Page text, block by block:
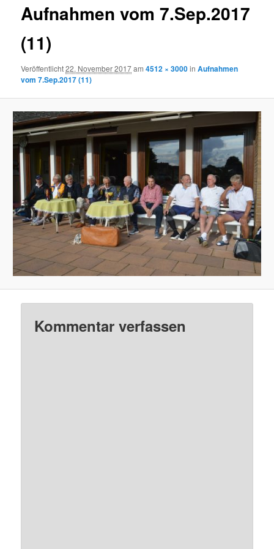
Aufnahmen vom 7.Sep.2017
(11)
Veröffentlicht22. November 2017am4512 × 3000inAufnahmen
vom 7.Sep.2017 (11)
Kommentar verfassen